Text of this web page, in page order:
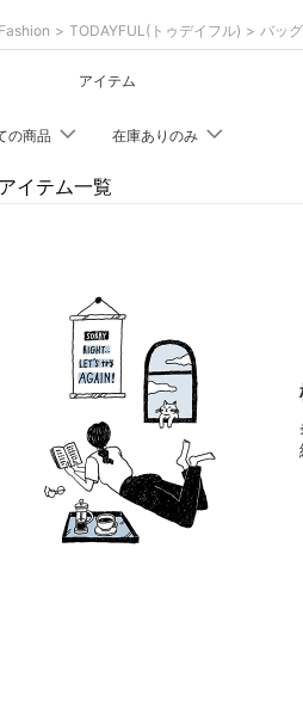
TODAYFUL(トゥデイフル) バッグ
アイテム
の商品 在庫ありのみ
イテム一覧